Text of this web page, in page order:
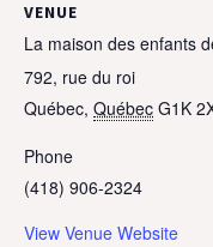
VENUE
La maison des enfants
792, rue du roi
Québec, Québec G1K
Phone
(418) 906-2324
View Venue Website